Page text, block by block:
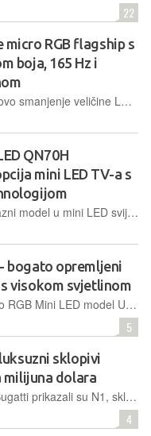
22
micro RGB flagship s
boja, 165 Hz i
Micro RGB donosi novo smanjenje veličine LED-ica i u kombinaciji s naprednim procesiranjem, ova tehnologija donosi visok kontrast, bolji prikaz crne i pokriva 100% BT.2020 spektra boja. Napredno pozadinsko osvjetljenje i snažniji procesor zapakirani su u moderni Infinity Air dizajn
QN70H
mini LED TV-a s
Samsung za ovaj ulazni model u mini LED svijet za 2026. godinu ističe Quantum mini LED tehnologiju koja kombinira napredno pozadinsko osvjetljenje te dugogodišnje oslanjanje na Quantum Dot. Televizor stiže i s AI asistentom, 100% volumenom boja i AirSlim dizajnom
- bogato opremljeni
s visokom svjetlinom
Hisense je predstavio RGB Mini LED model UR8S koji je za stepenicu niže od najjačeg dostupnog modela. Svaka LED-ica ima crvenu, zelenu i plavu diodu zasebno što rezultira bogatim prikazom boja i visokom svjetlinom
5
sklopivi
milijuna dolara
Austrijski C SEED i Bugatti prikazali su N1, sklopivi 4K MicroLED televizor koji spaja vrhunski prikaz slike, napredni zvučni sustav i prepoznatljivi dizajnerski potpis francusko-hrvatske marke
4